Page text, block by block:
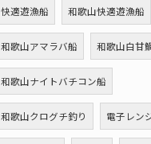
快適遊漁船 和歌山快適遊漁船
和歌山アマラバ船 和歌山白甘
和歌山ナイトバチコン船
和歌山クログチ釣り 電子レン